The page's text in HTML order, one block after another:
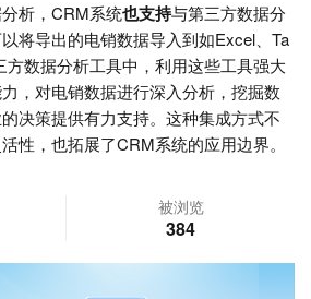
析，CRM系统也支持与第三方数据分
将导出的电销数据导入到如Excel、Ta
方数据分析工具中，利用这些工具强大
，对电销数据进行深入分析，挖掘数
决策提供有力支持。这种集成方式不
性，也拓展了CRM系统的应用边界。
被浏览
384